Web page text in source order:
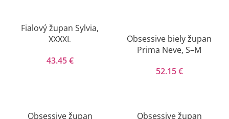
Fialový župan Sylvia,
XXXXL
43.45€
Obsessive biely župan
Prima Neve, S–M
52.15€
Obsessive župan
Obsessive župan